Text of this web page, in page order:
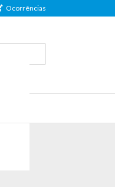
Ocorrências